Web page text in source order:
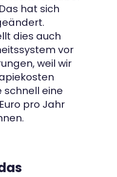
hat sich
dies auch
vor
weil wir
schnell eine
pro Jahr